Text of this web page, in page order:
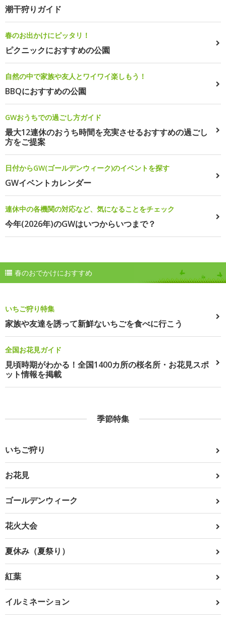
潮干狩りガイド
春のお出かけにピッタリ！
ピクニックにおすすめの公園
自然の中で家族や友人とワイワイ楽しもう！
BBQにおすすめの公園
GWおうちでの過ごし方ガイド
最大12連休のおうち時間を充実させるおすすめの過ごし
方をご提案
日付からGW(ゴールデンウィーク)のイベントを探す
GWイベントカレンダー
連休中の各機関の対応など、気になることをチェック
今年(2026年)のGWはいつからいつまで？
春のおでかけにおすすめ
いちご狩り特集
家族や友達を誘って新鮮ないちごを食べに行こう
全国お花見ガイド
見頃時期がわかる！全国1400カ所の桜名所・お花見スポ
ット情報を掲載
季節特集
いちご狩り
お花見
ゴールデンウィーク
花火大会
夏休み（夏祭り）
紅葉
イルミネーション